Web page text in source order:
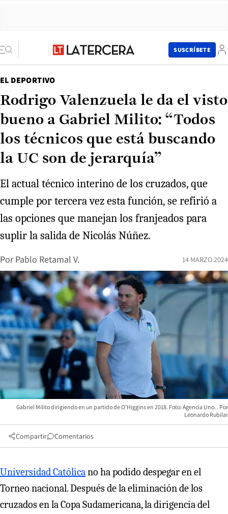
SUSCRÍBETE
EL DEPORTIVO
Rodrigo Valenzuela le da el visto
bueno a Gabriel Milito: “Todos
los técnicos que está buscando
la UC son de jerarquía”
El actual técnico interino de los cruzados, que
cumple por tercera vez esta función, se refirió a
las opciones que manejan los franjeados para
suplir la salida de Nicolás Núñez.
Por Pablo Retamal V. 14 MARZO 2024
Gabriel Milito dirigiendo en un partido de O'Higgins en 2018. Foto: Agencia Uno.
Leonardo Rubilar
Compartir Comentarios
Universidad Católicano ha podido despegar en el
Torneo nacional. Después de la eliminación de los
cruzados en la Copa Sudamericana, la dirigencia del